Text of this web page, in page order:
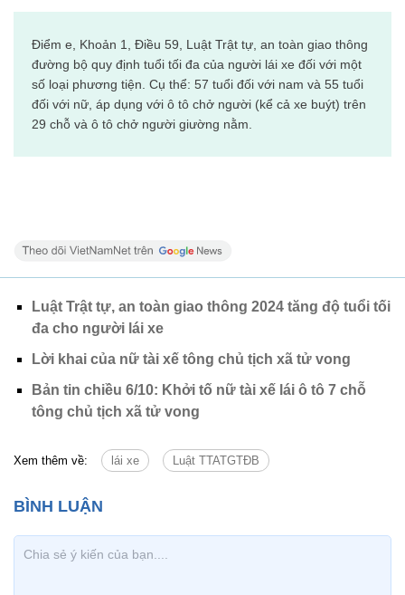
Điểm e, Khoản 1, Điều 59, Luật Trật tự, an toàn giao thông
đường bộ quy định tuổi tối đa của người lái xe đối với một
số loại phương tiện. Cụ thể: 57 tuổi đối với nam và 55 tuổi
đối với nữ, áp dụng với ô tô chở người (kể cả xe buýt) trên
29 chỗ và ô tô chở người giường nằm.
Luật Trật tự, an toàn giao thông 2024 tăng độ tuổi tối
đa cho người lái xe
Lời khai của nữ tài xế tông chủ tịch xã tử vong
Bản tin chiều 6/10: Khởi tố nữ tài xế lái ô tô 7 chỗ
tông chủ tịch xã tử vong
Xem thêm về: lái xe Luật TTATGTĐB